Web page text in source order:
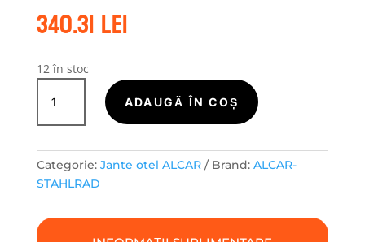
340.31lei
12 în stoc
Cantitate
Janta
tabla
ALCAR
STAHLRAD
STAHLRAD
61/2Jx16H2
ADAUGĂ ÎN COȘ
Categorie: Jante otel ALCAR Brand: ALCAR-
STAHLRAD